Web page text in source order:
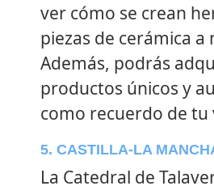
ver cómo se crean
piezas de cerámica a
Además, podrás
productos únicos y
como recuerdo de tu
5. CASTILLA-LA
La Catedral de